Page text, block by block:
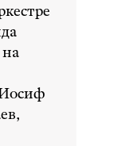
на